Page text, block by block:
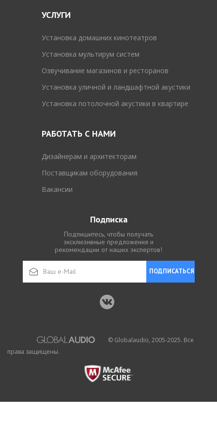
УСЛУГИ
Установка домашних кинотеатров
Установка мультирум систем
Озвучивание магазинов и ресторанов
Установка уличной и ландшафтной акустики
Установка потолочной акустики в квартире
РАБОТАТЬ С НАМИ
Дизайнерам и архитекторам
Поставщикам оборудования
Вакансии
Подписка
Подпишитесь, чтобы получать
эксклюзивные предложения и
рекомендации от наших экспертов!
ПОДПИСАТЬСЯ
© Globalaudio, 2005-2025. Все
права защищены.